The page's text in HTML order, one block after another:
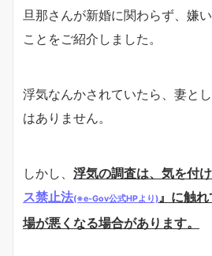
旦那さんが新婚に関わらず、嫌
ことをご紹介しました。
浮気なんかされていたら、妻と
はありません。
しかし、 浮気の調査は、気を付
ス禁止法(※e-Gov公式HPより)』に触
場が悪くなる場合があります。